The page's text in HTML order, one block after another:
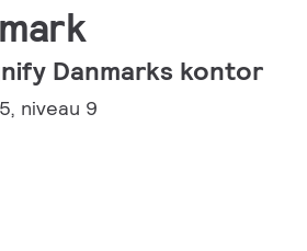
Danmarks kontor
niveau 9